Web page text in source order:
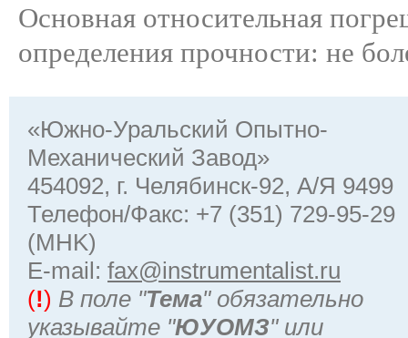
Основная относительная
определения прочности: не
«Южно-Уральский Опытно-
Механический Завод»
454092, г. Челябинск-92, А/Я 9499
Телефон/Факс: +7 (351) 729-95-29
(MHK)
Е-mail: fax@instrumentalist.ru
(!) В поле "Тема" обязательно
указывайте "ЮУОМЗ" или